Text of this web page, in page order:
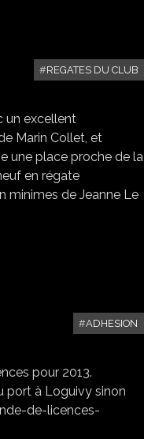
REGATES DU CLUB
END PLEIN AU LCC
un excellent
Marin Collet, et
une place proche de la
en régate
minimes de Jeanne Le
ADHESION
LICENCES LCC 2013
pour 2013.
port à Loguivy sinon
de-licences-